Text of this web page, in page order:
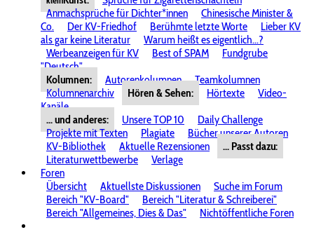
Anmachsprüche für Dichter*innen
Chinesische Minister &
Co.
Der KV-Friedhof Berühmte letzte Worte
Lieber KV
als gar keine Literatur
Warum heißt es eigentlich...?
Werbeanzeigen für KV
Best of SPAM
Fundgrube
"Deutsch"
Kolumnen:
Autorenkolumnen
Teamkolumnen
Kolumnenarchiv
Hören & Sehen: Hörtexte
Video-
Kanäle
... und anderes:
Unsere TOP 10
Daily Challenge
Projekte mit Texten
Plagiate
Bücher unserer Autoren
KV-Bibliothek
Aktuelle Rezensionen
... Passt dazu:
Literaturwettbewerbe
Verlage
Foren
Übersicht
Aktuellste Diskussionen
Suche im Forum
Bereich "KV-Board"
Bereich "Literatur & Schreiberei"
Bereich "Allgemeines, Dies & Das"
Nichtöffentliche Foren